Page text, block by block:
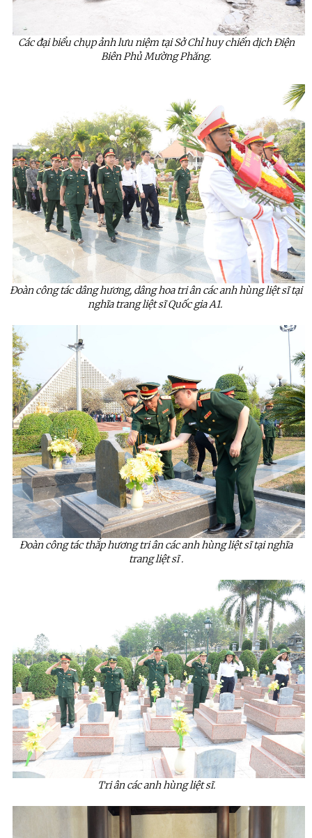
Các đại biểu chụp ảnh lưu niệm tại Sở Chỉ huy chiến dịch Điện
Biên Phủ Mường Phăng.
Đoàn công tác dâng hương, dâng hoa tri ân các anh hùng liệt sĩ tại
nghĩa trang liệt sĩ Quốc gia A1.
Đoàn công tác thắp hươngtri ân các anh hùng liệt sĩ tại nghĩa
trang liệt sĩ .
Tri ân các anh hùng liệt sĩ.